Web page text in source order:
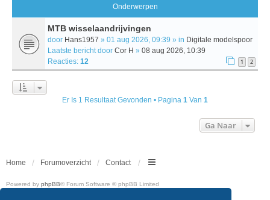
Onderwerpen
MTB wisselaandrijvingen
door Hans1957 » 01 aug 2026, 09:39 » in Digitale modelspoor
Laatste bericht door Cor H » 08 aug 2026, 10:39
Reacties: 12 1 2
Er Is 1 Resultaat Gevonden • Pagina 1 Van 1
Ga Naar
Home Forumoverzicht Contact
Powered by phpBB® Forum Software © phpBB Limited